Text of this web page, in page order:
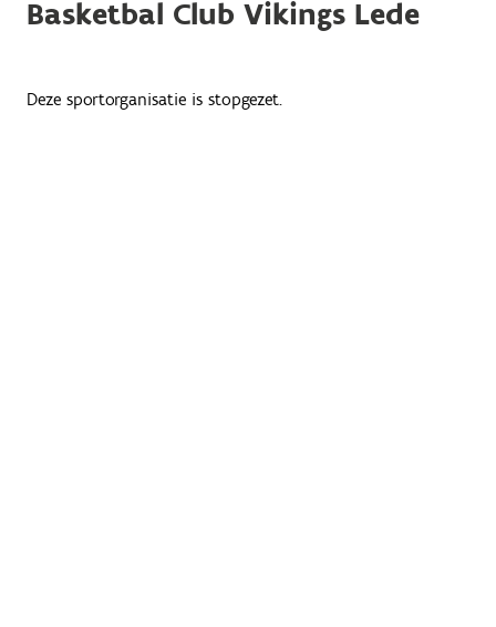
Basketbal Club Vikings Lede
Deze sportorganisatie is stopgezet.